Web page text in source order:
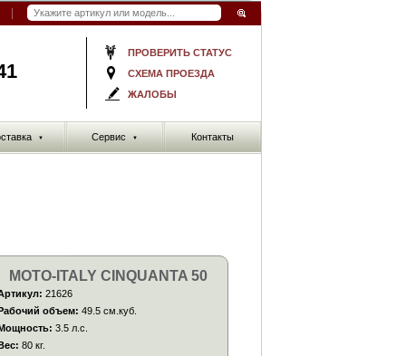
ПРОВЕРИТЬ СТАТУС
СХЕМА ПРОЕЗДА
ЖАЛОБЫ
▼ Сервис ▼ Контакты
MOTO-ITALY CINQUANTA 50
21626
объем: 49.5 см.куб.
3.5 л.с.
80 кг.